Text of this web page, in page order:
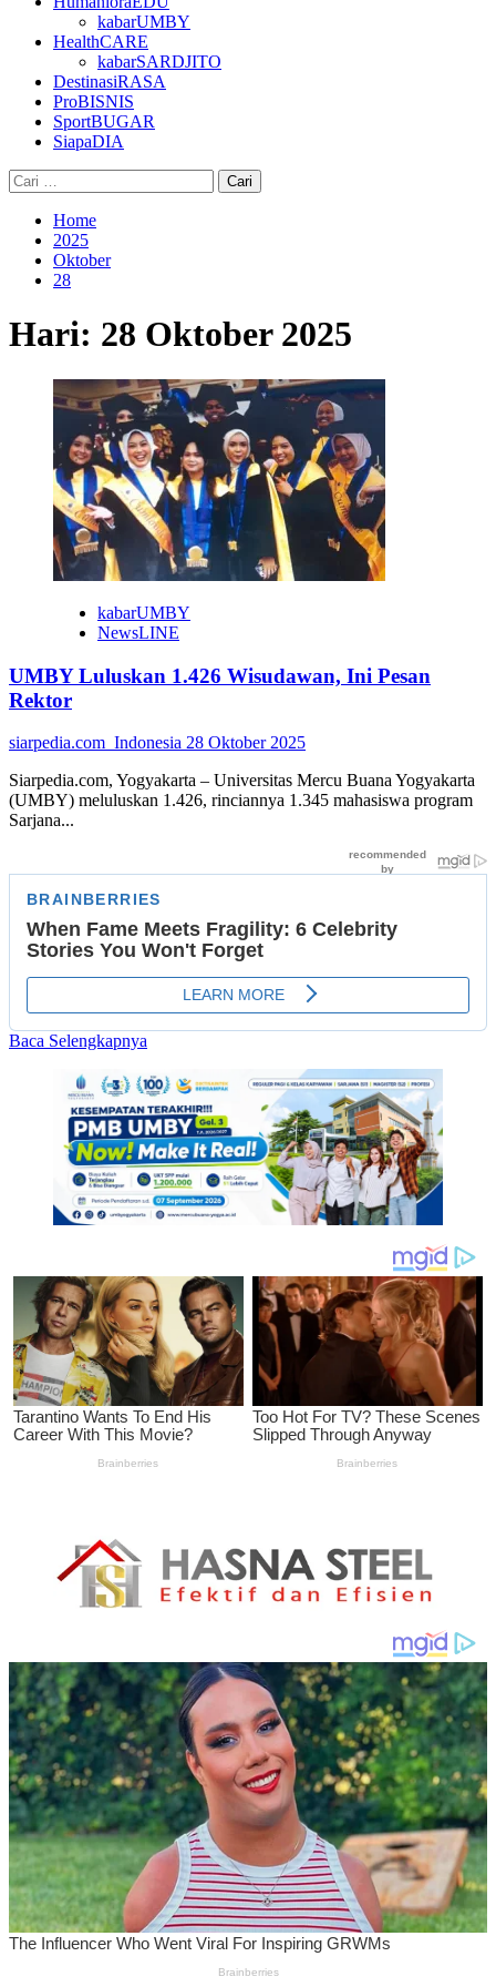
kabarUMBY
HealthCARE
kabarSARDJITO
DestinasiRASA
ProBISNIS
SportBUGAR
SiapaDIA
Cari
untuk:
Home
2025
Oktober
28
Hari: 28 Oktober 2025
kabarUMBY
NewsLINE
UMBY Luluskan 1.426 Wisudawan, Ini Pesan
Rektor
siarpedia.com_Indonesia 28 Oktober 2025
Siarpedia.com, Yogyakarta – Universitas Mercu Buana Yogyakarta
(UMBY) meluluskan 1.426, rinciannya 1.345 mahasiswa program
Sarjana...
Baca Selengkapnya
about
UMBY
Luluskan
1.426
Wisudawan,
Ini
Pesan
Rektor